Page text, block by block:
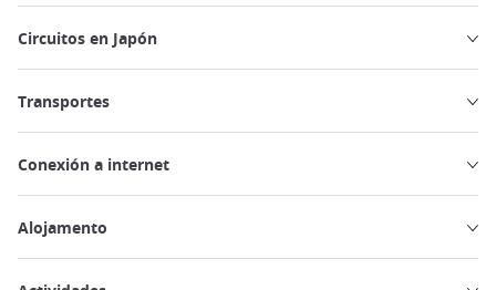
Circuitos en Japón
Transportes
Conexión a internet
Alojamento